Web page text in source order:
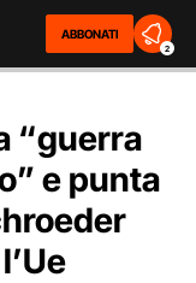
ABBONATI
2
“guerra
e punta